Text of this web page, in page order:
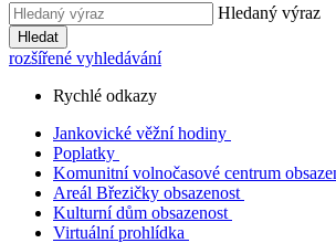
Hledaný výraz
Hledat
rozšířené vyhledávání
Rychlé odkazy
Jankovické věžní hodiny
Poplatky
Komunitní volnočasové centrum
Areál Březičky obsazenost
Kulturní dům obsazenost
Virtuální prohlídka